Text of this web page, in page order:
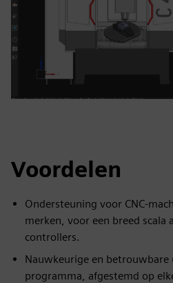
Voordelen
Ondersteuning voor CNC-
merken, voor een breed scala
controllers.
Nauwkeurige en betrouwbare
programma, afgestemd op